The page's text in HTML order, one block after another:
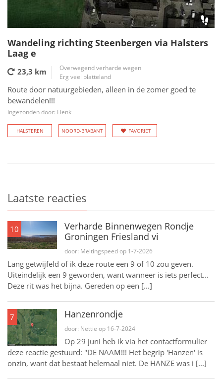
Wandeling richting Steenbergen via Halsters
Laag e
23,3 km
Overwegend verharde wegen
Erg veel platteland
Route door natuurgebieden, alleen in de zomer goed te
bewandelen!!!
Ingezonden door: Henk
HALSTEREN NOORD-BRABANT FAVORIET
Laatste reacties
10
Verharde Binnenwegen Rondje
Groningen Friesland vi
door: Meltingspeed op 1-7-2026
Lang getwijfeld of ik deze route een 9 of 10 zou geven.
Uiteindelijk een 9 geworden, want wanneer is iets perfect...
Deze rit was het bijna. Gereden op een [...]
7 Hanzenrondje
door: Nettie op 16-7-2024
Op 29 juni heb ik via het contactformulier
deze reactie gestuurd: "DE NAAM!!! Het begrip 'Hanzen' is
onzin, want dat bestaat helemaal niet. De HANZE was i [...]